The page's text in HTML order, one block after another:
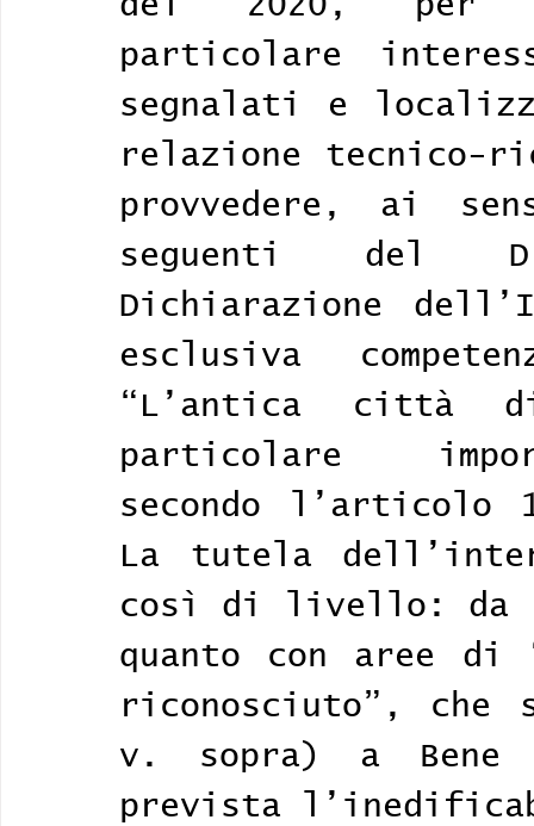
particolare
segnalati e
relazione tecnico-
provvedere, ai
seguenti del
Dichiarazione
esclusiva
“L’antica città
particolare
secondo l’articolo
La tutela
così di livello: da
quanto con aree di
riconosciuto”, che
v. sopra) a
prevista